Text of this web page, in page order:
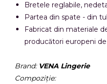
Bretele reglabile,
Partea din spate - din
Fabricat din materiale
producători europeni
Brand: VENA Lingerie
Compoziție: